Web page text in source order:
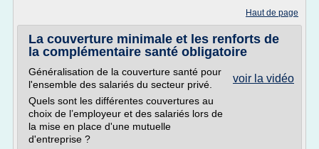
Haut de page
La couverture minimale et les renforts de
la complémentaire santé obligatoire
voir la vidéo
Généralisation de la couverture santé pour
l'ensemble des salariés du secteur privé.
Quels sont les différentes couvertures au
choix de l’employeur et des salariés lors de
la mise en place d'une mutuelle
d'entreprise ?